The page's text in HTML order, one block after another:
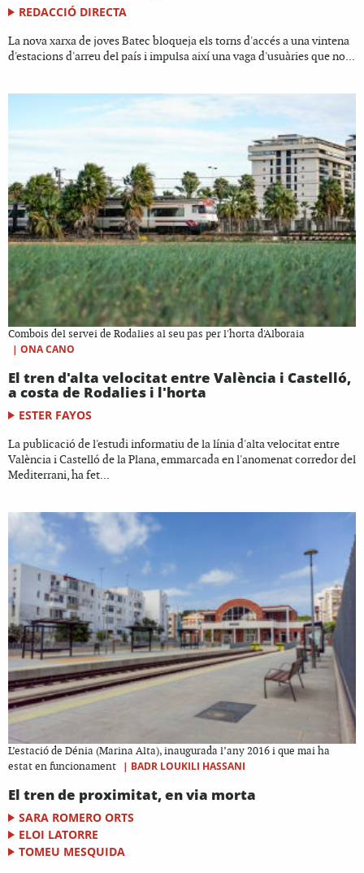
REDACCIÓ DIRECTA
La nova xarxa de joves Batec bloqueja els torns d'accés a una vintena
d'estacions d'arreu del país i impulsa així una vaga d'usuàries que no...
Combois del servei de Rodalies al seu pas per l'horta d'Alboraia
| ONA CANO
El tren d'alta velocitat entre València i Castelló,
a costa de Rodalies i l'horta
ESTER FAYOS
La publicació de l'estudi informatiu de la línia d'alta velocitat entre
València i Castelló de la Plana, emmarcada en l'anomenat corredor del
Mediterrani, ha fet...
L’estació de Dénia (Marina Alta), inaugurada l’any 2016 i que mai ha
estat en funcionament
| BADR LOUKILI HASSANI
El tren de proximitat, en via morta
SARA ROMERO ORTS
ELOI LATORRE
TOMEU MESQUIDA